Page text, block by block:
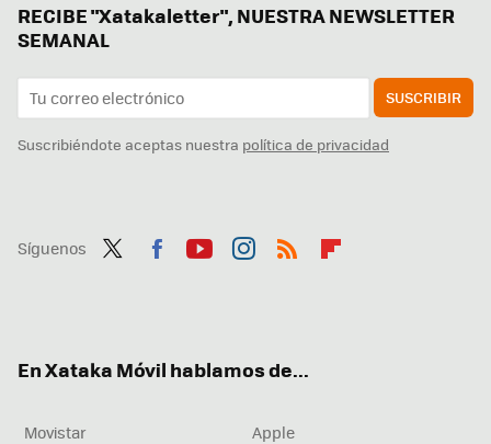
RECIBE "Xatakaletter", NUESTRA NEWSLETTER
SEMANAL
SUSCRIBIR
Suscribiéndote aceptas nuestra política de privacidad
Síguenos
En Xataka Móvil hablamos de...
Movistar
Apple